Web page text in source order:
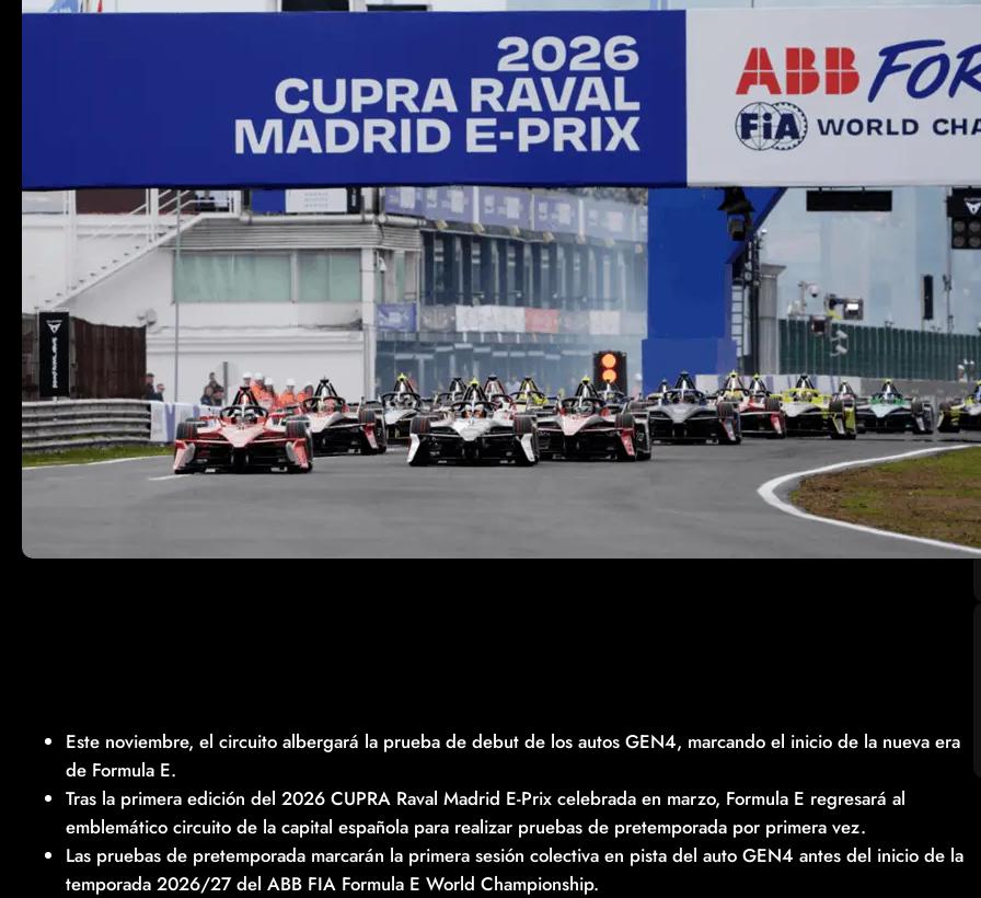
Este noviembre, el circuito albergará la prueba de debut de los autos GEN4, marcando el inicio de la nueva era
de Formula E.
Tras la primera edición del 2026 CUPRA Raval Madrid E-Prix celebrada en marzo, Formula E regresará al
emblemático circuito de la capital española para realizar pruebas de pretemporada por primera vez.
Las pruebas de pretemporada marcarán la primera sesión colectiva en pista del auto GEN4 antes del inicio de la
temporada 2026/27 del ABB FIA Formula E World Championship.